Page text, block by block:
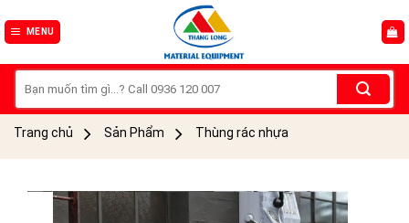
to
MENU
kiếm:
Trang chủ Sản Phẩm Thùng rác nhựa